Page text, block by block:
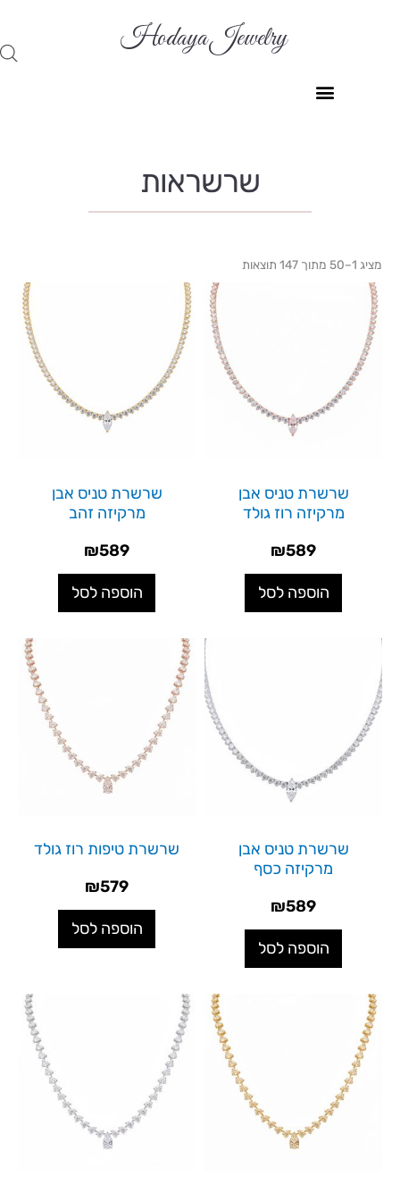
Hodaya Jewelry
שרשראות
מציג 1–50 מתוך 147 תוצאות
העדכני
שרשרת טניס אבן
מרקיזה רוז גולד
₪589
הוספה לסל
שרשרת טניס אבן
מרקיזה זהב
₪589
הוספה לסל
שרשרת טניס אבן
מרקיזה כסף
₪589
הוספה לסל
שרשרת טיפות רוז גולד
₪579
הוספה לסל